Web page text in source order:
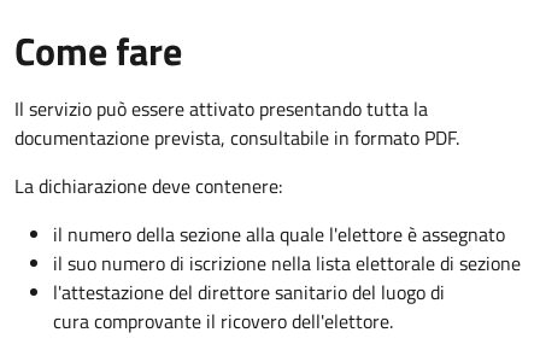
Come fare
Il servizio può essere attivato presentando tutta la
documentazione prevista, consultabile in formato PDF.
La dichiarazione deve contenere:
il numero della sezione alla quale l'elettore è assegnato
il suo numero di iscrizione nella lista elettorale di sezione
l'attestazione del direttore sanitario del luogo di
cura comprovante il ricovero dell'elettore.